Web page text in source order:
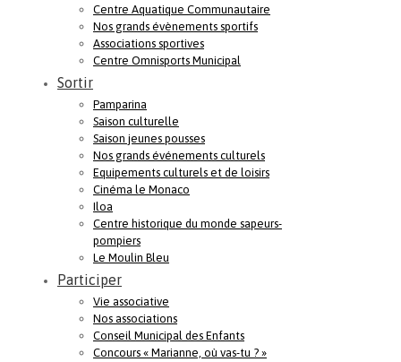
Centre Aquatique Communautaire
Nos grands évènements sportifs
Associations sportives
Centre Omnisports Municipal
Sortir
Pamparina
Saison culturelle
Saison jeunes pousses
Nos grands événements culturels
Equipements culturels et de loisirs
Cinéma le Monaco
Iloa
Centre historique du monde sapeurs-
pompiers
Le Moulin Bleu
Participer
Vie associative
Nos associations
Conseil Municipal des Enfants
Concours « Marianne, où vas-tu ? »